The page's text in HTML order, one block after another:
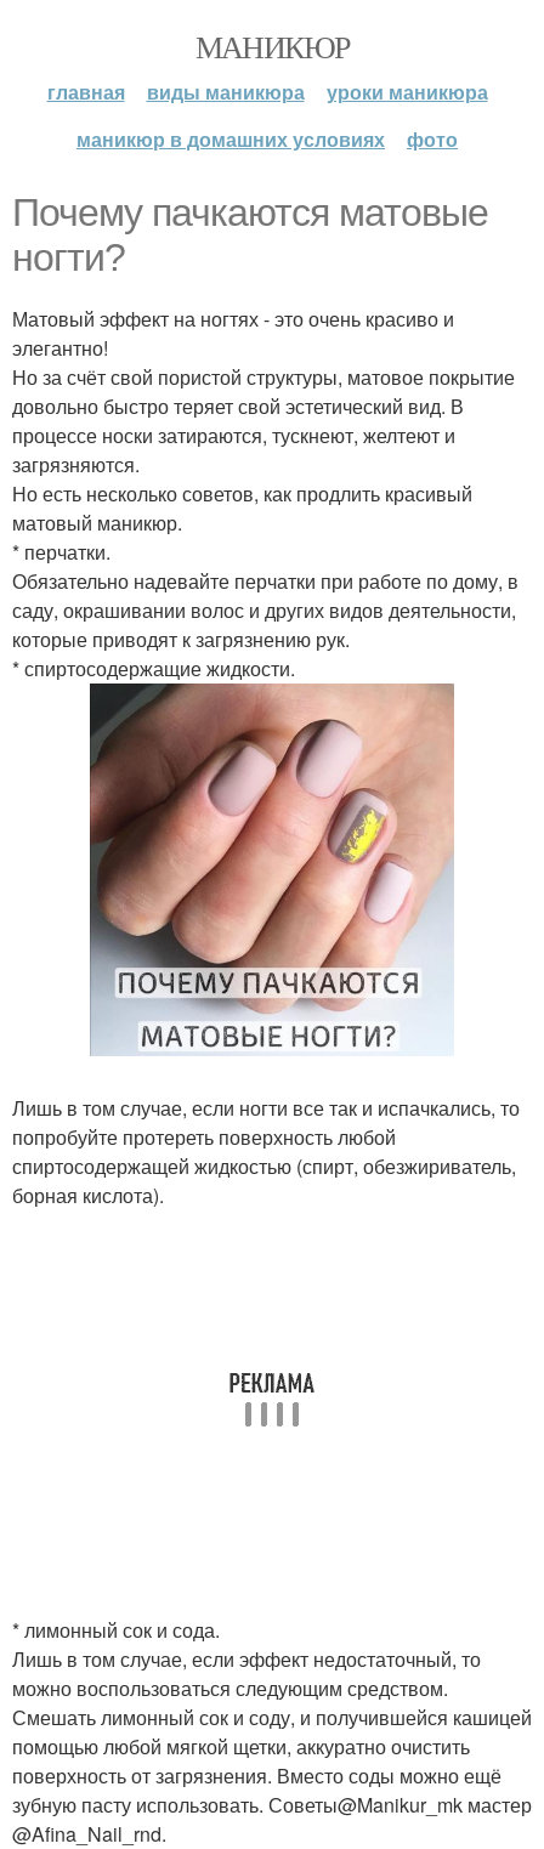
МАНИКЮР
главная виды маникюра
уроки маникюра
маникюр в домашних условиях
фото
Почему пачкаются матовые
ногти?
Матовый эффект на ногтях - это очень красиво и
элегантно!
Но за счёт свой пористой структуры, матовое покрытие
довольно быстро теряет свой эстетический вид. В
процессе носки затираются, тускнеют, желтеют и
загрязняются.
Но есть несколько советов, как продлить красивый
матовый маникюр.
* перчатки.
Обязательно надевайте перчатки при работе по дому, в
саду, окрашивании волос и других видов деятельности,
которые приводят к загрязнению рук.
* спиртосодержащие жидкости.
Лишь в том случае, если ногти все так и испачкались, то
попробуйте протереть поверхность любой
спиртосодержащей жидкостью (спирт, обезжириватель,
борная кислота).
* лимонный сок и сода.
Лишь в том случае, если эффект недостаточный, то
можно воспользоваться следующим средством.
Смешать лимонный сок и соду, и получившейся кашицей
помощью любой мягкой щетки, аккуратно очистить
поверхность от загрязнения. Вместо соды можно ещё
зубную пасту использовать. Советы@Manikur_mk мастер
@Afina_Nail_rnd.